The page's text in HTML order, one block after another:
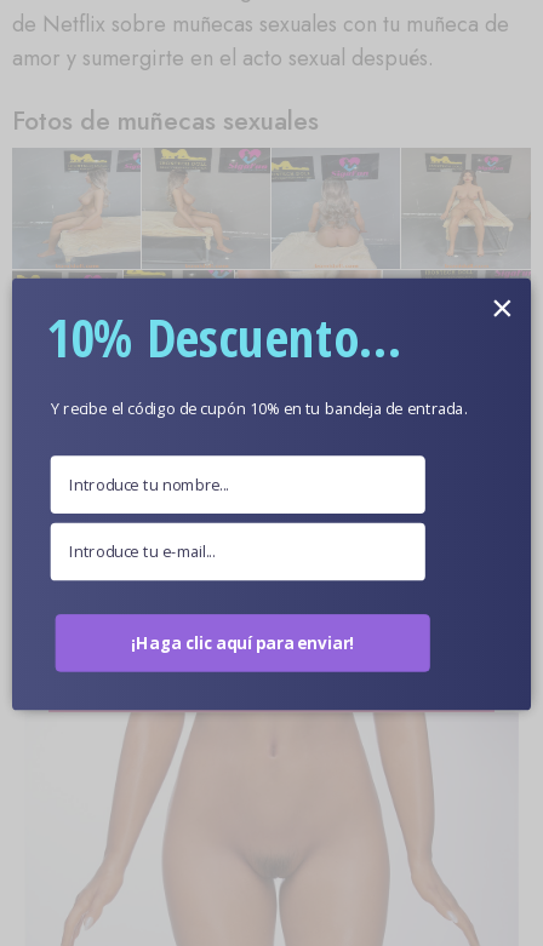
de Netflix sobre muñecas sexuales con tu muñeca de
amor y sumergirte en el acto sexual después.
Fotos de muñecas sexuales
Más información
Color De Piel Opcional
10% Descuento...
Y recibe el código de cupón 10% en tu bandeja de entrada.
¡Haga clic aquí para enviar!
×